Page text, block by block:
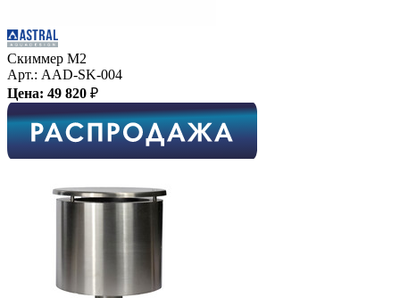
Скиммер М2
Арт.: AAD-SK-004
Цена: 49 820 ₽